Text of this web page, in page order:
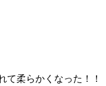
て柔らかくなった！！